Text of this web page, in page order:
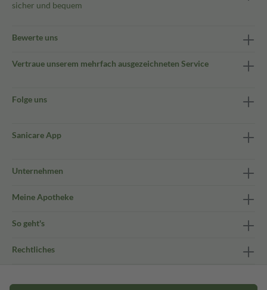
sicher und bequem
Bewerte uns
Vertraue unserem mehrfach ausgezeichneten Service
Folge uns
Sanicare App
Unternehmen
Meine Apotheke
So geht's
Rechtliches